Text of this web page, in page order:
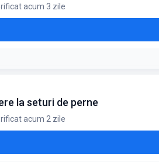
acum 3 zile
la seturi de perne
acum 2 zile